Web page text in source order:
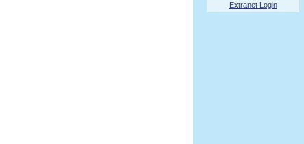
Extranet Login